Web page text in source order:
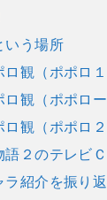
う場所
観（ポポロ１
観（ポポロー
観（ポポロ２
２のテレビ
紹介を振り